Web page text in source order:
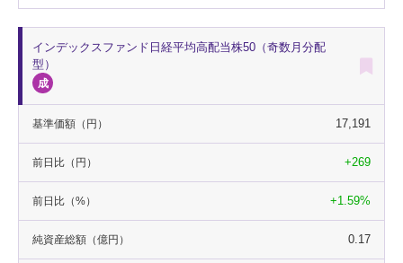
インデックスファンド日経平均高配当株50（奇数月分配
型）
基準価額 （円） 17,191
前日比 （円） +269
前日比 （%） +1.59%
純資産総額 （億円） 0.17